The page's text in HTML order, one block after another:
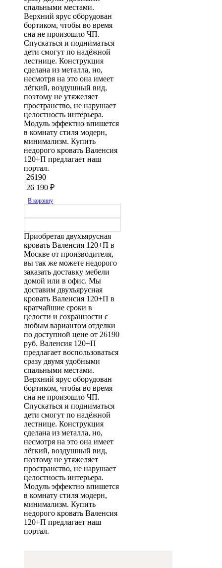
спальными местами.
Верхний ярус оборудован
бортиком, чтобы во время
сна не произошло ЧП.
Спускаться и подниматься
дети смогут по надёжной
лестнице. Конструкция
сделана из металла, но,
несмотря на это она имеет
лёгкий, воздушный вид,
поэтому не утяжеляет
пространство, не нарушает
целостность интерьера.
Модуль эффектно впишется
в комнату стиля модерн,
минимализм. Купить
недорого кровать Валенсия
120+П предлагает наш
портал.
26190
26 190 ₽
В корзину
Приобретая двухъярусная
кровать Валенсия 120+П в
Москве от производителя,
вы так же можете недорого
заказать доставку мебели
домой или в офис. Мы
доставим двухъярусная
кровать Валенсия 120+П в
кратчайшие сроки в
целости и сохранности с
любым вариантом отделки
по доступной цене от 26190
руб. Валенсия 120+П
предлагает воспользоваться
сразу двумя удобными
спальными местами.
Верхний ярус оборудован
бортиком, чтобы во время
сна не произошло ЧП.
Спускаться и подниматься
дети смогут по надёжной
лестнице. Конструкция
сделана из металла, но,
несмотря на это она имеет
лёгкий, воздушный вид,
поэтому не утяжеляет
пространство, не нарушает
целостность интерьера.
Модуль эффектно впишется
в комнату стиля модерн,
минимализм. Купить
недорого кровать Валенсия
120+П предлагает наш
портал.